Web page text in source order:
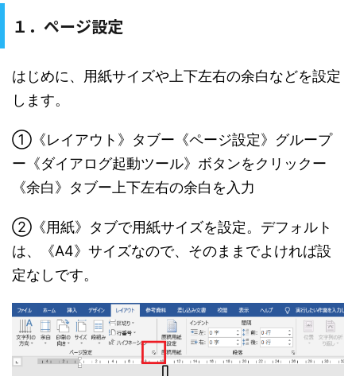
１．ページ設定
はじめに、用紙サイズや上下左右の余白などを設定
します。
①《レイアウト》タブー《ページ設定》グループ
ー《ダイアログ起動ツール》ボタンをクリックー
《余白》タブー上下左右の余白を入力
②《用紙》タブで用紙サイズを設定。デフォルト
は、《A4》サイズなので、そのままでよければ設
定なしです。